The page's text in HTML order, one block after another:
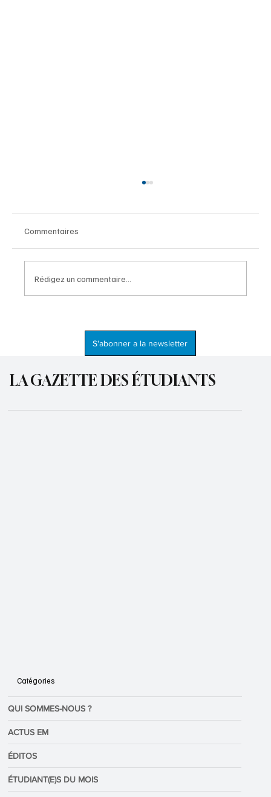
Commentaires
Rédigez un commentaire...
S'abonner a la newsletter
LA GAZETTE DES ÉTUDIANTS
Catégories
QUI SOMMES-NOUS ?
ACTUS EM
ÉDITOS
ÉTUDIANT(E)S DU MOIS